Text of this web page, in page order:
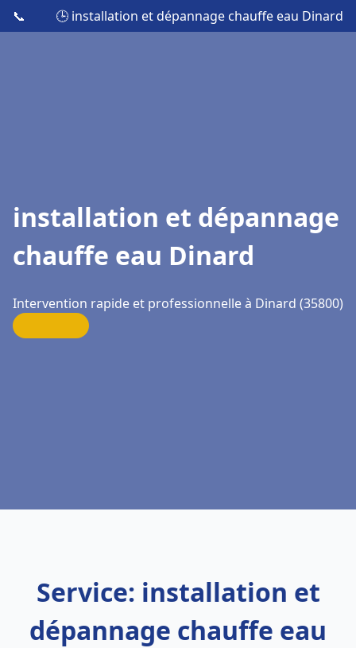
📞 🕒 installation et dépannage chauffe eau Dinard
installation et dépannage
chauffe eau Dinard
Intervention rapide et professionnelle à Dinard (35800)
Service: installation et
dépannage chauffe eau